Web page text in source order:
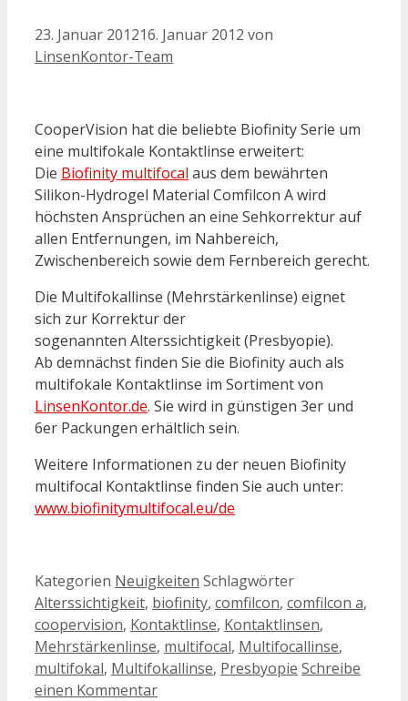
23. Januar 201216. Januar 2012 von
LinsenKontor-Team
CooperVision hat die beliebte Biofinity Serie um
eine multifokale Kontaktlinse erweitert:
Die Biofinity multifocal aus dem bewährten
Silikon-Hydrogel Material Comfilcon A wird
höchsten Ansprüchen an eine Sehkorrektur auf
allen Entfernungen, im Nahbereich,
Zwischenbereich sowie dem Fernbereich gerecht.
Die Multifokallinse (Mehrstärkenlinse) eignet
sich zur Korrektur der
sogenannten Alterssichtigkeit (Presbyopie).
Ab demnächst finden Sie die Biofinity auch als
multifokale Kontaktlinse im Sortiment von
LinsenKontor.de. Sie wird in günstigen 3er und
6er Packungen erhältlich sein.
Weitere Informationen zu der neuen Biofinity
multifocal Kontaktlinse finden Sie auch unter:
www.biofinitymultifocal.eu/de
Kategorien Neuigkeiten Schlagwörter
Alterssichtigkeit, biofinity, comfilcon, comfilcon a,
coopervision, Kontaktlinse, Kontaktlinsen,
Mehrstärkenlinse, multifocal, Multifocallinse,
multifokal, Multifokallinse, Presbyopie Schreibe
einen Kommentar